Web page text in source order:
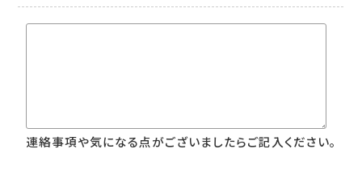
連絡事項や気になる点がございましたらご記入ください。